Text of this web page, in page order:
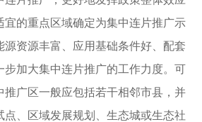
的重点区域确定为集中连片推广示
源资源丰富、应用基础条件好、配套
步加大集中连片推广的工作力度。可
推广区一般应包括若干相邻市县，并
点、区域发展规划、生态城或生态社